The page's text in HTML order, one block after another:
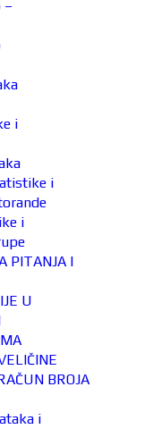
–
i
i
i
PITANJA I
U
BROJA
i